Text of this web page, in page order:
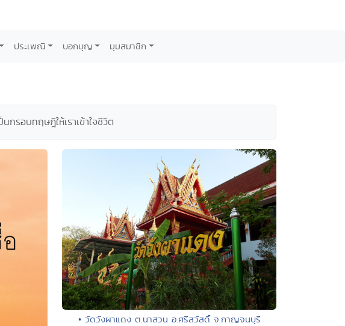
ประเพณี บอกบุญ มุมสมาชิก
กรอบทฤษฎีให้เราเข้าใจชีวิต
• วัดวังผาแดง ต.นาสวน อ.ศรีสวัสดิ์ จ.กาญจนบุรี